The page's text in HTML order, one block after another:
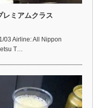
ミアムクラス
03 Airline: All Nippon
T…